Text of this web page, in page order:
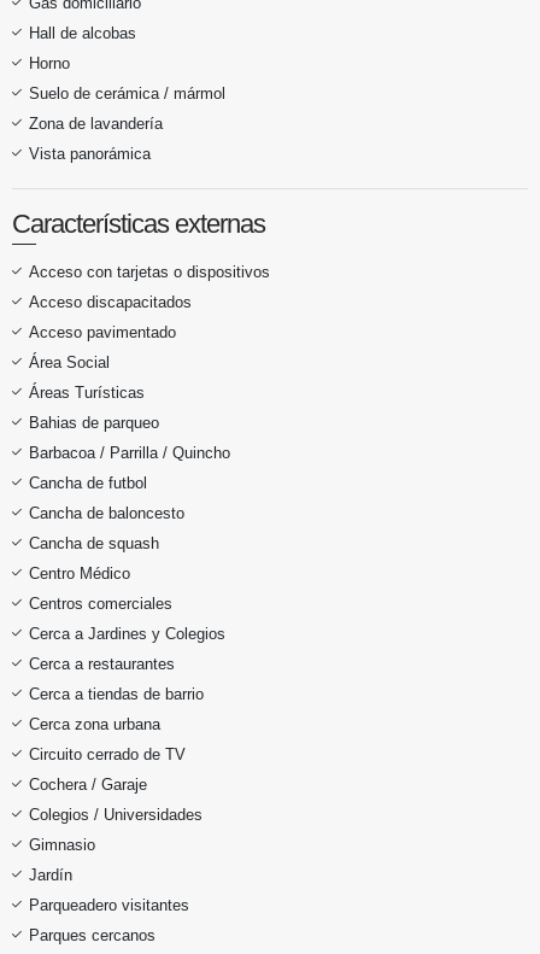
Hall de alcobas
Horno
Suelo de cerámica / mármol
Zona de lavandería
Vista panorámica
Características externas
Acceso con tarjetas o dispositivos
Acceso discapacitados
Acceso pavimentado
Área Social
Áreas Turísticas
Bahias de parqueo
Barbacoa / Parrilla / Quincho
Cancha de futbol
Cancha de baloncesto
Cancha de squash
Centro Médico
Centros comerciales
Cerca a Jardines y Colegios
Cerca a restaurantes
Cerca a tiendas de barrio
Cerca zona urbana
Circuito cerrado de TV
Cochera / Garaje
Colegios / Universidades
Gimnasio
Jardín
Parqueadero visitantes
Parques cercanos